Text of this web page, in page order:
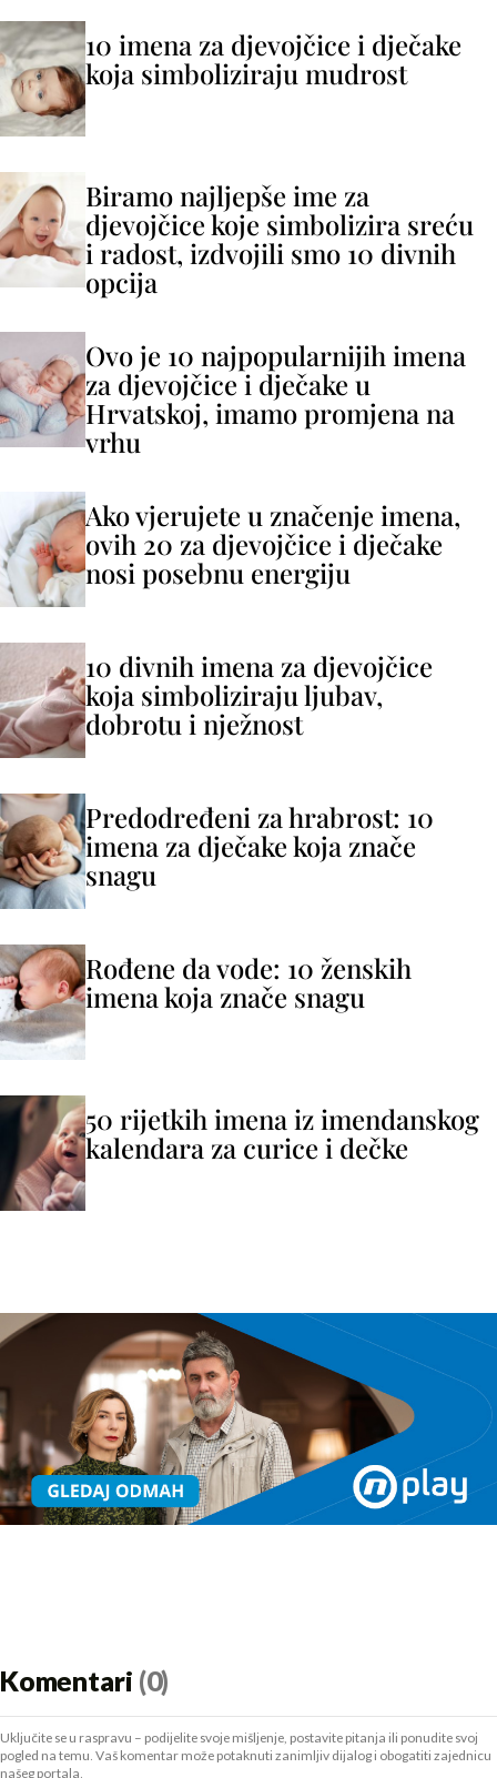
10 imena za djevojčice i dječake
koja simboliziraju mudrost
Biramo najljepše ime za
djevojčice koje simbolizira sreću
i radost, izdvojili smo 10 divnih
opcija
Ovo je 10 najpopularnijih imena
za djevojčice i dječake u
Hrvatskoj, imamo promjena na
vrhu
Ako vjerujete u značenje imena,
ovih 20 za djevojčice i dječake
nosi posebnu energiju
10 divnih imena za djevojčice
koja simboliziraju ljubav,
dobrotu i nježnost
Predodređeni za hrabrost: 10
imena za dječake koja znače
snagu
Rođene da vode: 10 ženskih
imena koja znače snagu
50 rijetkih imena iz imendanskog
kalendara za curice i dečke
Komentari (0)
Uključite se u raspravu – podijelite svoje mišljenje, postavite pitanja ili ponudite svoj
pogled na temu. Vaš komentar može potaknuti zanimljiv dijalog i obogatiti zajednicu
našeg portala.